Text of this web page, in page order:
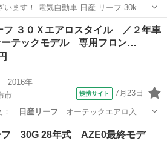
リーフ 30kWh
低走行で、現在も走行快調です！ 満充電時のメーター表示で約180...
電気自動車
フ ３０Ｘエアロスタイル ／２年車
ーテックモデル 専用フロン…
2016年
市
提携サイト 7月23日
： 日産リーフ オーテックエアロ入荷
フ 30G 28年式 AZE0最終モデ